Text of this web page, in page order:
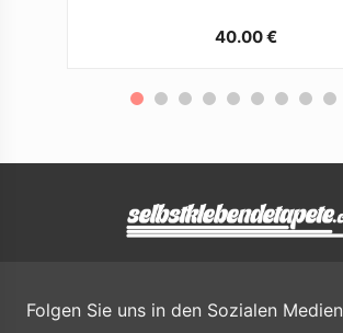
40.00 €
Folgen Sie uns in den Sozialen Medien